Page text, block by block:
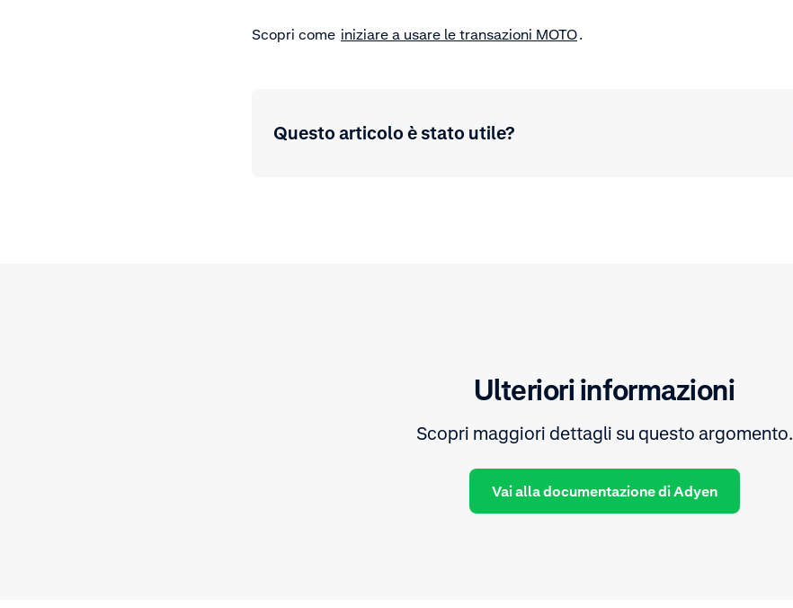
Scopri come iniziare a usare le transazioni MOTO.
Questo articolo è stato utile?
Ulteriori informazioni
Scopri maggiori dettagli su questo argomento.
Vai alla documentazione di Adyen